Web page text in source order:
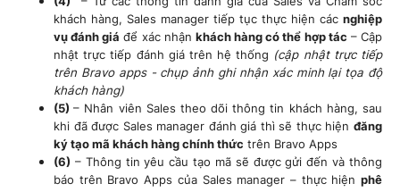
khách hàng, Sales manager tiếp tục thực hiện các nghiệp
vụ đánh giá để xác nhận khách hàng có thể hợp tác – Cập
nhật trực tiếp đánh giá trên hệ thống (cập nhật trực tiếp
trên Bravo apps - chụp ảnh ghi nhận xác minh lại tọa độ
khách hàng)
(5)– Nhân viên Sales theo dõi thông tin khách hàng, sau
khi đã được Sales manager đánh giá thì sẽ thực hiện đăng
ký tạo mã khách hàng chính thức trên Bravo Apps
(6) – Thông tin yêu cầu tạo mã sẽ được gửi đến và thông
báo trên Bravo Apps của Sales manager – thực hiện phê